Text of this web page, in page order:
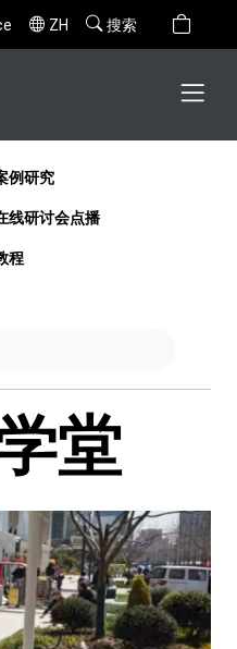
ZH 搜索
例研究
线研讨会点播
程
堂